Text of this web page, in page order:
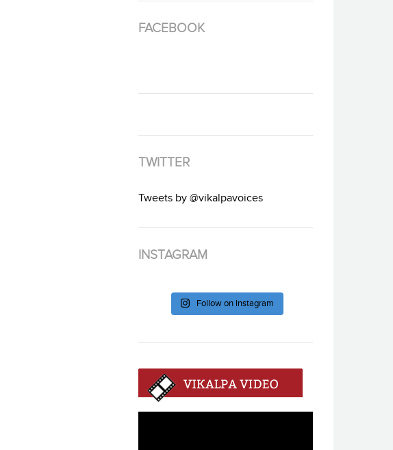
FACEBOOK
TWITTER
Tweets by @vikalpavoices
INSTAGRAM
Follow on Instagram